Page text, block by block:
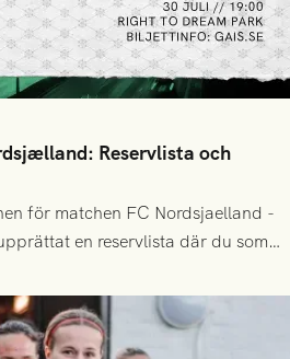
Reservlista och
för matchen FC Nordsjaelland -
en reservlista där du som
anmäla ditt intresse. Du kan
till någon annan.